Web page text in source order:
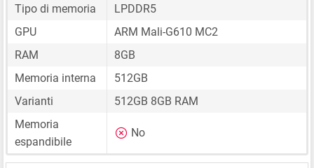
Tipo di memoria
LPDDR5
GPU
ARM Mali-G610 MC2
RAM
8GB
Memoria interna
512GB
Varianti
512GB 8GB RAM
Memoria
espandibile
No